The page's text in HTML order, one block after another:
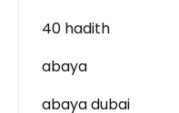
40 hadith
abaya
abaya dubai